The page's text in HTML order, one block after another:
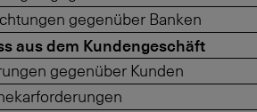
gegenüber Banken
aus dem Kundengeschäft
gegenüber Kunden